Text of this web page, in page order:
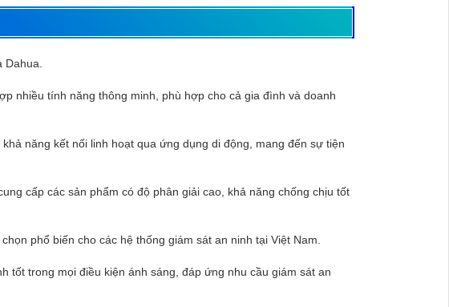
nhiều tính năng thông minh, phù hợp cho cả gia đình và doanh
năng kết nối linh hoạt qua ứng dụng di động, mang đến sự tiện
cấp các sản phẩm có độ phân giải cao, khả năng chống chịu tốt
phổ biến cho các hệ thống giám sát an ninh tại Việt Nam.
tốt trong mọi điều kiện ánh sáng, đáp ứng nhu cầu giám sát an